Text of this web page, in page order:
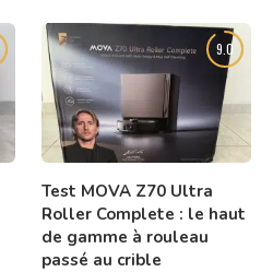
9.0
Test MOVA Z70 Ultra
Roller Complete : le haut
de gamme à rouleau
passé au crible